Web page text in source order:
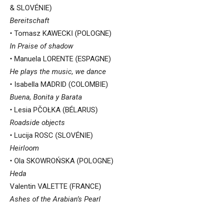
& SLOVÉNIE)
Bereitschaft
• Tomasz KAWECKI (POLOGNE)
In Praise of shadow
• Manuela LORENTE (ESPAGNE)
He plays the music, we dance
• Isabella MADRID (COLOMBIE)
Buena, Bonita y Barata
• Lesia PČOŁKA (BÉLARUS)
Roadside objects
• Lucija ROSC (SLOVÉNIE)
Heirloom
• Ola SKOWROŃSKA (POLOGNE)
Heda
Valentin VALETTE (FRANCE)
Ashes of the Arabian’s Pearl